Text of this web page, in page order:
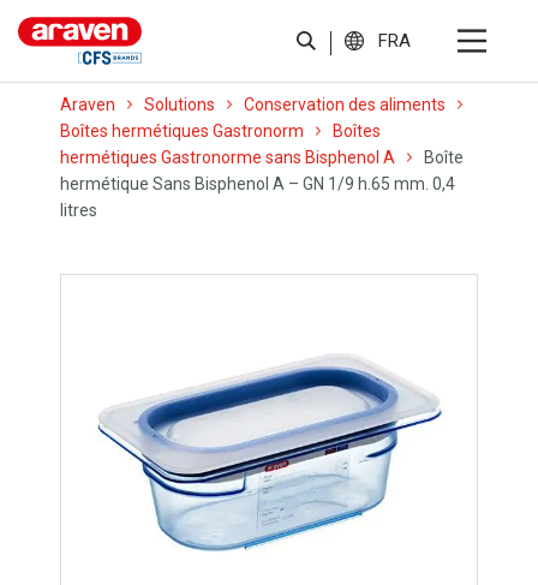
FRA
Araven Solutions
Conservation des aliments
Boîtes hermétiques Gastronorm
Boîtes
hermétiques Gastronorme sans Bisphenol A
Boîte
hermétique Sans Bisphenol A – GN 1/9 h.65 mm. 0,4
litres